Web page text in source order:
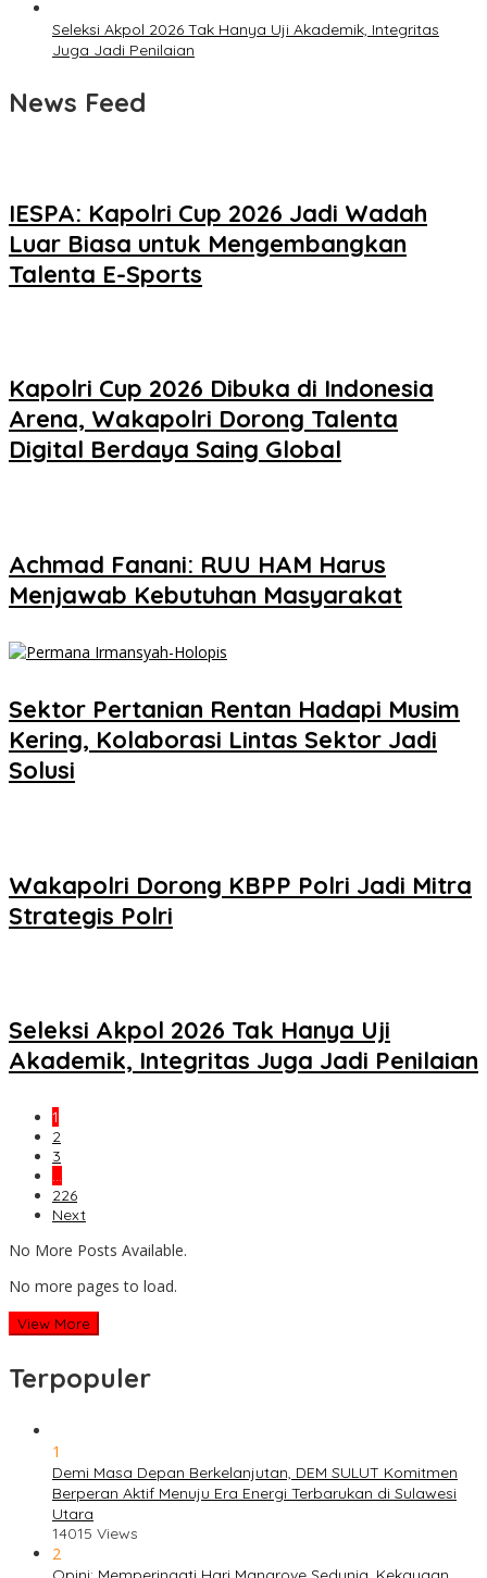
Seleksi Akpol 2026 Tak Hanya Uji Akademik, Integritas
Juga Jadi Penilaian
News Feed
IESPA: Kapolri Cup 2026 Jadi Wadah
Luar Biasa untuk Mengembangkan
Talenta E-Sports
Kapolri Cup 2026 Dibuka di Indonesia
Arena, Wakapolri Dorong Talenta
Digital Berdaya Saing Global
Achmad Fanani: RUU HAM Harus
Menjawab Kebutuhan Masyarakat
Sektor Pertanian Rentan Hadapi Musim
Kering, Kolaborasi Lintas Sektor Jadi
Solusi
Wakapolri Dorong KBPP Polri Jadi Mitra
Strategis Polri
Seleksi Akpol 2026 Tak Hanya Uji
Akademik, Integritas Juga Jadi Penilaian
1
2
3
…
226
Next
No More Posts Available.
No more pages to load.
View More
Terpopuler
1
Demi Masa Depan Berkelanjutan, DEM SULUT Komitmen
Berperan Aktif Menuju Era Energi Terbarukan di Sulawesi
Utara
14015 Views
2